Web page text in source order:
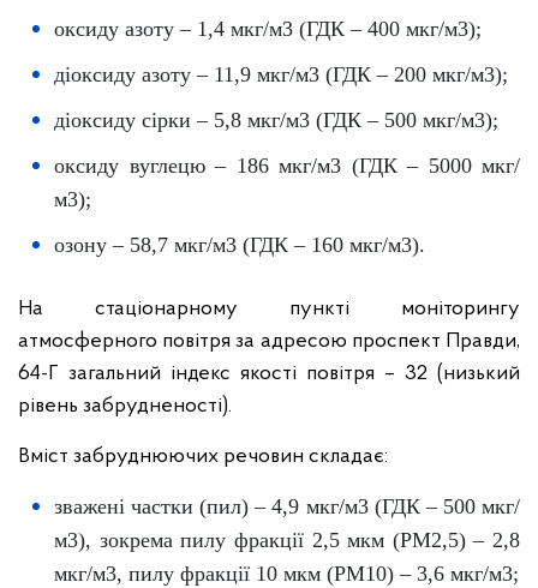
оксиду азоту – 1,4 мкг/м3 (ГДК – 400 мкг/м3);
діоксиду азоту – 11,9 мкг/м3 (ГДК – 200 мкг/м3);
діоксиду сірки – 5,8 мкг/м3 (ГДК – 500 мкг/м3);
оксиду вуглецю – 186 мкг/м3 (ГДК – 5000 мкг/
м3);
озону – 58,7 мкг/м3 (ГДК – 160 мкг/м3).
На стаціонарному пункті моніторингу
атмосферного повітря за адресою проспект Правди,
64-Г загальний індекс якості повітря – 32 (низький
рівень забрудненості).
Вміст забруднюючих речовин складає:
зважені частки (пил) – 4,9 мкг/м3 (ГДК – 500 мкг/
м3), зокрема пилу фракції 2,5 мкм (PM2,5) – 2,8
мкг/м3, пилу фракції 10 мкм (PM10) – 3,6 мкг/м3;